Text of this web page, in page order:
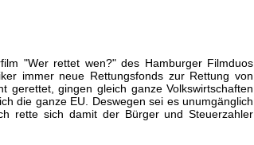
"Wer rettet wen?" des Hamburger Filmduos
immer neue Rettungsfonds zur Rettung von
gerettet, gingen gleich ganze Volkswirtschaften
die ganze EU. Deswegen sei es unumgänglich
rette sich damit der Bürger und Steuerzahler